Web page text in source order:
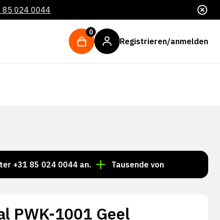
85 024 0044
0
Registrieren/anmelden
024 0044 an. Tausende von Artikeln immer auf
PWK-1001 Geel